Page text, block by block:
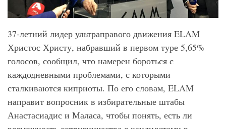
37-летний лидер ультраправого движения ELAM
Христос Христу, набравший в первом туре 5,65%
голосов, сообщил, что намерен бороться с
каждодневными проблемами, с которыми
сталкиваются киприоты. По его словам, ELAM
направит вопросник в избирательные штабы
Анастасиадис и Маласа, чтобы понять, есть ли